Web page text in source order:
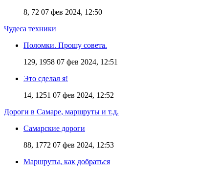
8, 72 07 фев 2024, 12:50
Чудеса техники
Поломки. Прошу совета.
129, 1958 07 фев 2024, 12:51
Это сделал я!
14, 1251 07 фев 2024, 12:52
Дороги в Самаре, маршруты и т.д.
Самарские дороги
88, 1772 07 фев 2024, 12:53
Маршруты, как добраться